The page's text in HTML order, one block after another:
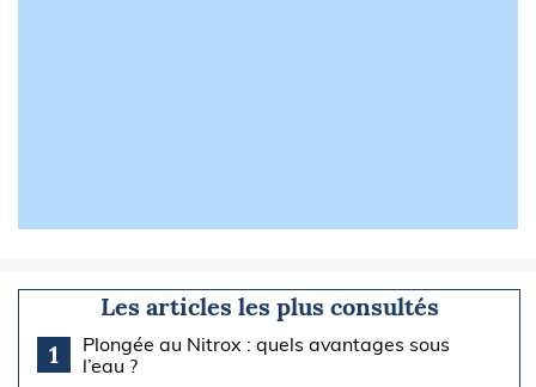
Les articles les plus consultés
1
Plongée au Nitrox : quels avantages sous
l’eau ?